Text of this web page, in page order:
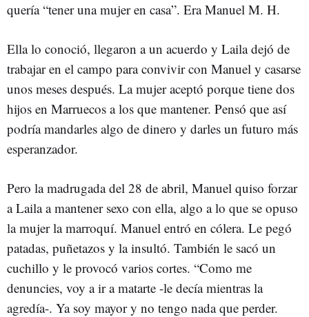
quería “tener una mujer en casa”. Era Manuel M. H.
Ella lo conoció, llegaron a un acuerdo y Laila dejó de
trabajar en el campo para convivir con Manuel y casarse
unos meses después. La mujer aceptó porque tiene dos
hijos en Marruecos a los que mantener. Pensó que así
podría mandarles algo de dinero y darles un futuro más
esperanzador.
Pero la madrugada del 28 de abril, Manuel quiso forzar
a Laila a mantener sexo con ella, algo a lo que se opuso
la mujer la marroquí. Manuel entró en cólera. Le pegó
patadas, puñetazos y la insultó. También le sacó un
cuchillo y le provocó varios cortes. “Como me
denuncies, voy a ir a matarte -le decía mientras la
agredía-. Ya soy mayor y no tengo nada que perder.